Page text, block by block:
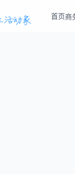
首页商